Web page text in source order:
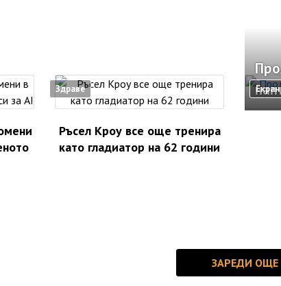
Здраве
Ръсел Кроу все още тренира
като гладиатор на 62 години
Екран